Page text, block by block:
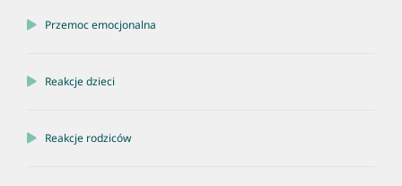
Przemoc emocjonalna
Reakcje dzieci
Reakcje rodziców